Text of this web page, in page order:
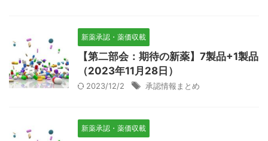
新薬承認・薬価収載
【第二部会：期待の新薬】7製品+1製品
（2023年11月28日）
2023/12/2 承認情報まとめ
新薬承認・薬価収載